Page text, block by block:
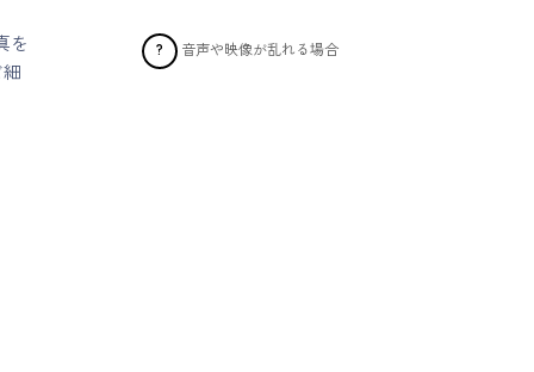
? 音声や映像が乱れる場合
を